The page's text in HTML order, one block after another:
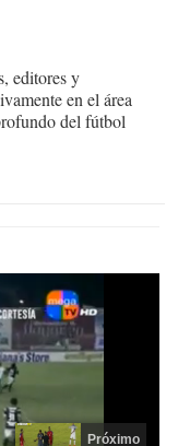
editores y
en el área
del fútbol
Próximo